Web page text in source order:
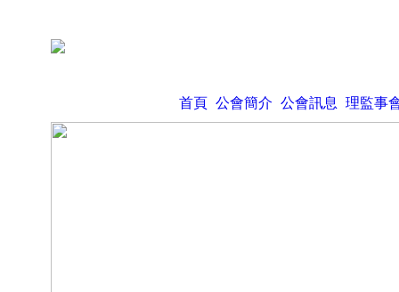
首頁 公會簡介 公會訊息 理監事